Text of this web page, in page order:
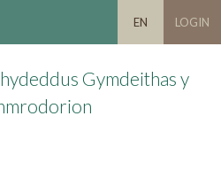
EN LOGIN
Gymdeithas y